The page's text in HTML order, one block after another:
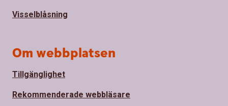
Visselblåsning
Om webbplatsen
Tillgänglighet
Rekommenderade webbläsare